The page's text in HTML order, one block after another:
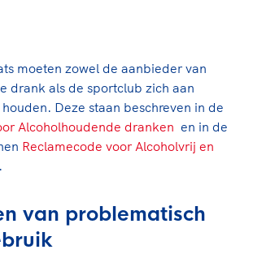
niet vanzelf
door samen te skaten of naar
te gaan. Door samen te juichen
en Regelgeving
trainingen
Istanbul 2027
waarde topsport
Academie
biedt een leer- en
moeten zowel de aanbieder van
drank als de sportclub zich aan
Deze staan beschreven in de
Alcoholhoudende dranken en in de
Reclamecode voor Alcoholvrij en
.
van problematisch